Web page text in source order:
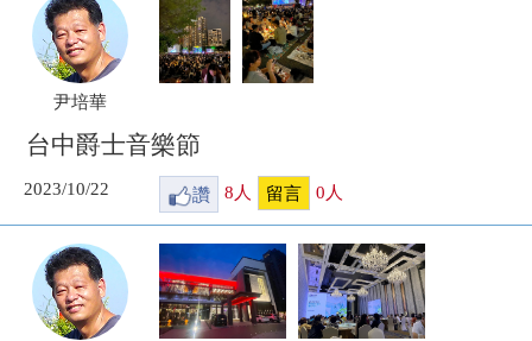
尹培華
台中爵士音樂節
2023/10/22 讚 8 人 留言 0 人